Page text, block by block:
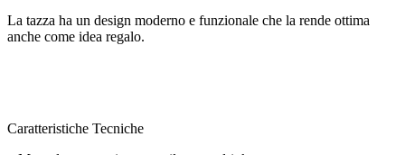
La tazza ha un design moderno e funzionale che la rende ottima
anche come idea regalo.
Caratteristiche Tecniche